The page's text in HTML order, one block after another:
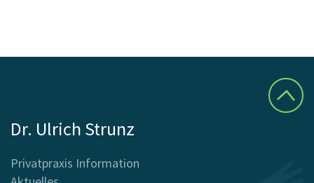
Dr. Ulrich Strunz
Privatpraxis Information